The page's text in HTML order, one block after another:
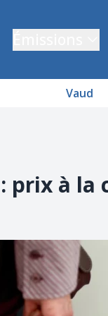
Vaud
prix à